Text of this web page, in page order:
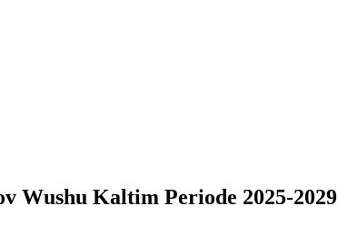
Wushu Kaltim Periode 2025-2029